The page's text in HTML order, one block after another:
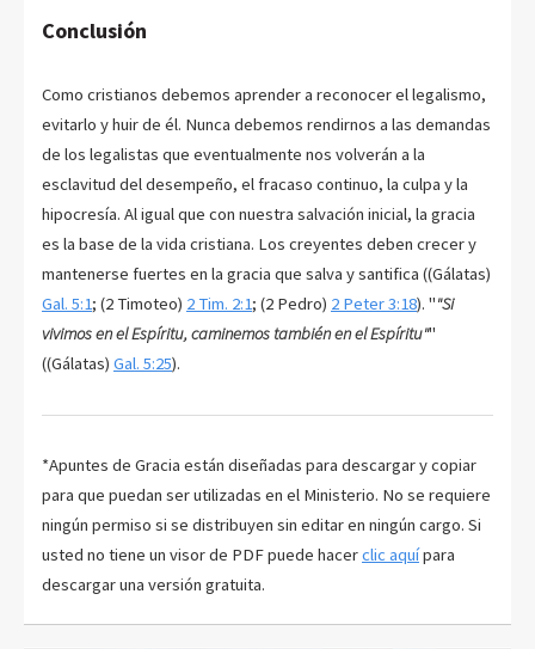
Conclusión
Como cristianos debemos aprender a reconocer el legalismo,
evitarlo y huir de él. Nunca debemos rendirnos a las demandas
de los legalistas que eventualmente nos volverán a la
esclavitud del desempeño, el fracaso continuo, la culpa y la
hipocresía. Al igual que con nuestra salvación inicial, la gracia
es la base de la vida cristiana. Los creyentes deben crecer y
mantenerse fuertes en la gracia que salva y santifica ((Gálatas)
Gal. 5:1; (2 Timoteo) 2 Tim. 2:1; (2 Pedro) 2 Peter 3:18 ). ""Si
vivimos en el Espíritu, caminemos también en el Espíritu""
((Gálatas) Gal. 5:25).
*Apuntes de Gracia están diseñadas para descargar y copiar
para que puedan ser utilizadas en el Ministerio. No se requiere
ningún permiso si se distribuyen sin editar en ningún cargo. Si
usted no tiene un visor de PDF puede hacerclic aquípara
descargar una versión gratuita.